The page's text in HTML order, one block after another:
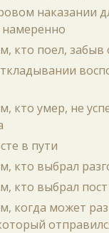
наказании
намеренно
кто поел, забыв
кто умер, не
в пути
кто выбрал
кто выбрал пост
когда может